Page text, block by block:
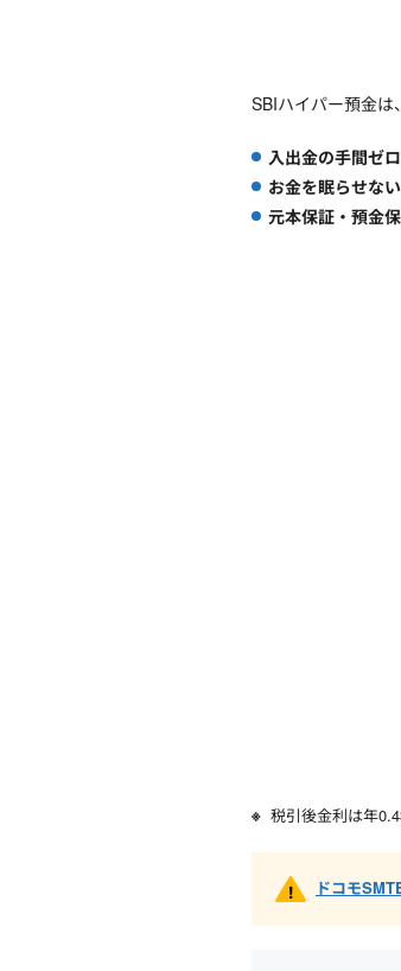
SBIハイパー預金は
入出金の手間ゼロ
お金を眠らせない
元本保証・預金
税引後金利は年
ドコモ